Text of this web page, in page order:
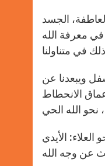
الجسد
في معرفة الله
ويبعدنا عن
الانحطاط
نحو العلاء: الأيدي